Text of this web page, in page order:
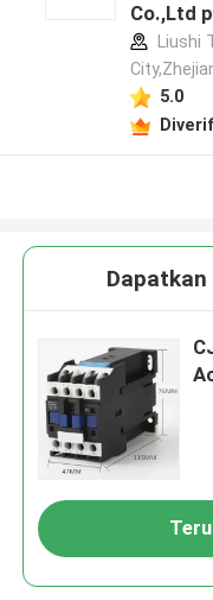
Co.,Ltd
Liushi
5.0